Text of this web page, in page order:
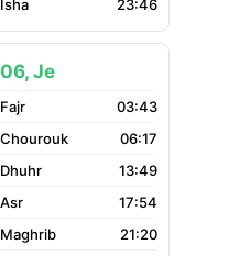
23:46
06, Je
03:43
06:17
13:49
17:54
21:20